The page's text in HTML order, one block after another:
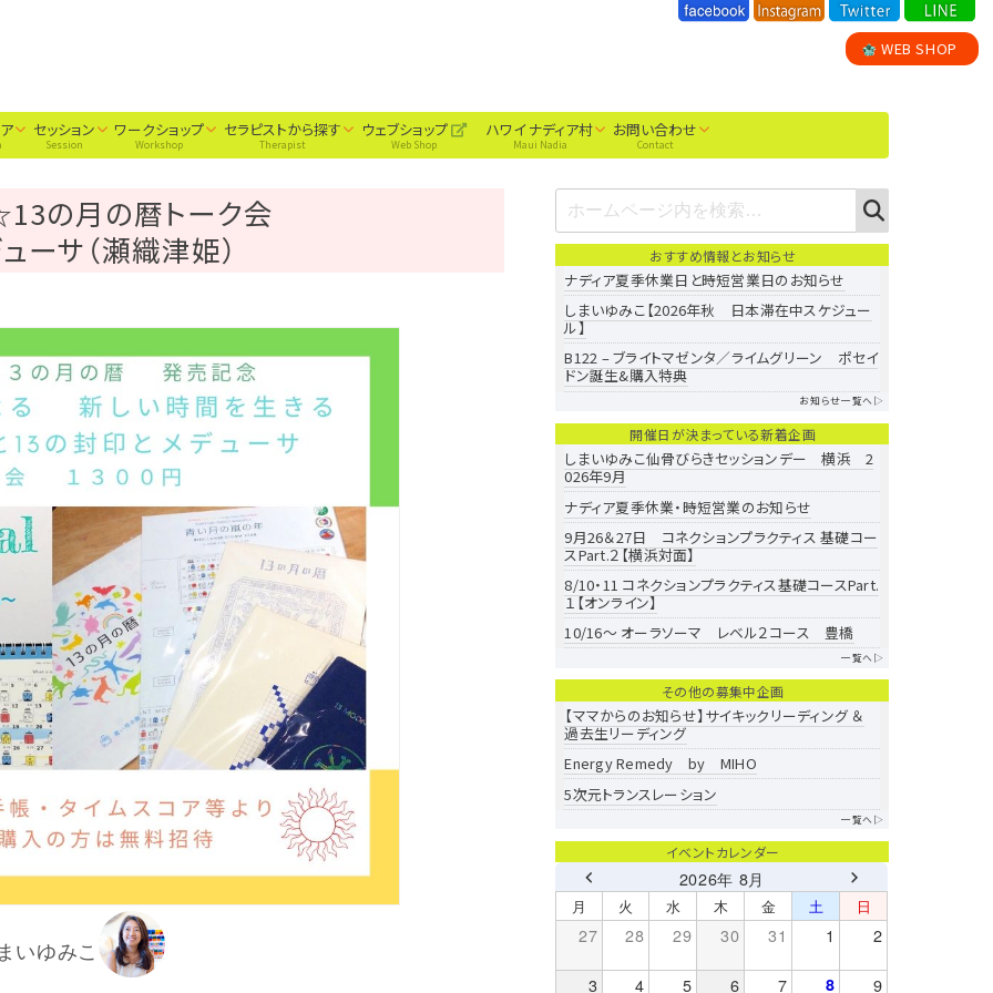
WEB SHOP
セッション
Session
ワークショップ
Workshop
セラピストから探す
Therapist
ウェブショップ
Web Shop
ハワイ ナディア村
Maui Nadia
お問い合わせ
Contact
の月の暦トーク会
ーサ（瀬織津姫）
いゆみこ
e
a
c
h
o
r:
A
おすすめ情報とお知らせ
ナディア夏季休業日と時短営業日のお知らせ
しまいゆみこ【2026年秋 日本滞在中スケジュー
ル】
B122 – ブライトマゼンタ／ライムグリーン ポセイ
ドン誕生&購入特典
お知らせ一覧へ▷
開催日が決まっている新着企画
しまいゆみこ仙骨びらきセッションデー 横浜 2
026年9月
ナディア夏季休業・時短営業のお知らせ
9月26＆27日 コネクションプラクティス 基礎コー
スPart.２【横浜対面】
8/10・11 コネクションプラクティス基礎コースPart.
１【オンライン】
10/16～ オーラソーマ レベル２コース 豊橋
一覧へ▷
その他の募集中企画
【ママからのお知らせ】サイキックリーディング ＆
過去生リーディング
Energy Remedy by MIHO
5次元トランスレーション
一覧へ▷
イベントカレンダー
2026年 8月
月 火 水 木 金 土 日
27 28 29 30 31 1 2
3 4 5 6 7 8 9